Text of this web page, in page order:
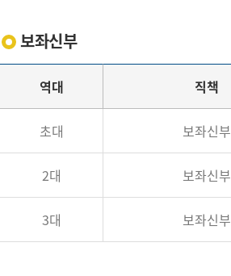
보좌신부
역대 직책
초대 보좌신부
2대 보좌신부
3대 보좌신부